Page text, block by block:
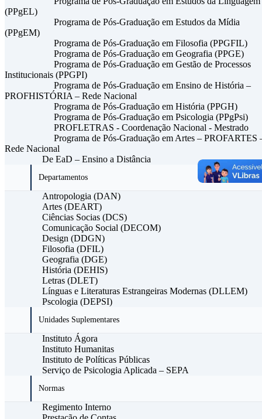
(PPgEL)
Programa de Pós-Graduação em Estudos da Mídia
(PPgEM)
Programa de Pós-Graduação em Filosofia (PPGFIL)
Programa de Pós-Graduação em Geografia (PPGE)
Programa de Pós-Graduação em Gestão de Processos
Institucionais (PPGPI)
Programa de Pós-Graduação em Ensino de História –
PROFHISTÓRIA – Rede Nacional
Programa de Pós-Graduação em História (PPGH)
Programa de Pós-Graduação em Psicologia (PPgPsi)
PROFLETRAS - Coordenação Nacional - Mestrado
Programa de Pós-Graduação em Artes – PROFARTES
Rede Nacional
De EaD – Ensino a Distância
Departamentos
Antropologia (DAN)
Artes (DEART)
Ciências Socias (DCS)
Comunicação Social (DECOM)
Design (DDGN)
Filosofia (DFIL)
Geografia (DGE)
História (DEHIS)
Letras (DLET)
Línguas e Literaturas Estrangeiras Modernas (DLLEM)
Pscologia (DEPSI)
Unidades Suplementares
Instituto Ágora
Instituto Humanitas
Instituto de Políticas Públicas
Serviço de Psicologia Aplicada – SEPA
Normas
Regimento Interno